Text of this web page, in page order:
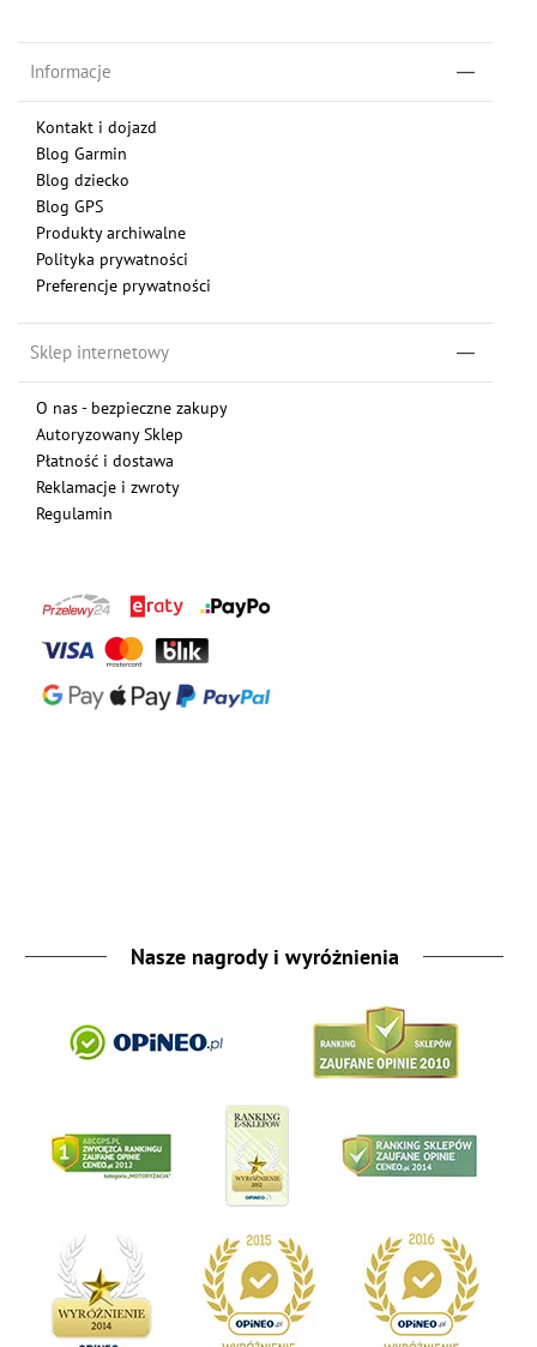
Informacje
Kontakt i dojazd
Blog Garmin
Blog dziecko
Blog GPS
Produkty archiwalne
Polityka prywatności
Preferencje prywatności
Sklep internetowy
O nas - bezpieczne zakupy
Autoryzowany Sklep
Płatność i dostawa
Reklamacje i zwroty
Regulamin
Nasze nagrody i wyróżnienia